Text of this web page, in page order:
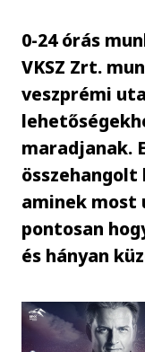
0-24 órás
VKSZ Zrt.
veszprémi
maradjanak.
aminek most
pontosan
és hányan